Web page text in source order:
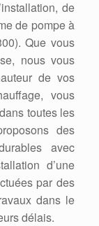
de
de pompe à
Que vous
nous vous
de vos
vous
toutes les
des
avec
d’une
par des
dans le
délais.